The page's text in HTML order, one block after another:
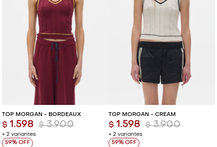
TOP MORGAN - BORDEAUX
+ 2 variantes
$ 1.598 $ 3.900
59
TOP MORGAN - CREAM
+ 2 variantes
$ 1.598 $ 3.900
59